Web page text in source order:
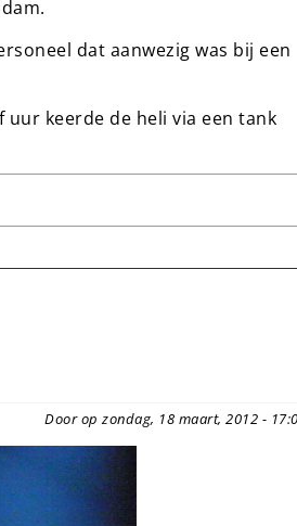
dat aanwezig was bij een
uur keerde de heli via een tank
Door op zondag, 18 maart, 2012 -